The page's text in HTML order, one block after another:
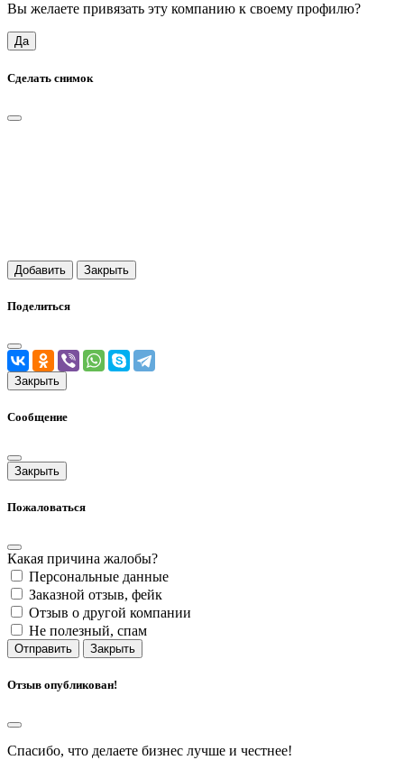
Вы желаете привязать эту компанию к своему профилю?
Да
Сделать снимок
Добавить Закрыть
Поделиться
Закрыть
Сообщение
Закрыть
Пожаловаться
Какая причина жалобы?
Персональные данные
Заказной отзыв, фейк
Отзыв о другой компании
Не полезный, спам
Отправить Закрыть
Отзыв опубликован!
Спасибо, что делаете бизнес лучше и честнее!